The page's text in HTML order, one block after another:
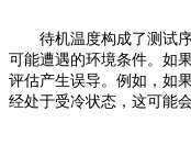
待机温度构成了测试序
可能遭遇的环境条件。如
评估产生误导。例如，如
经处于受冷状态，这可能